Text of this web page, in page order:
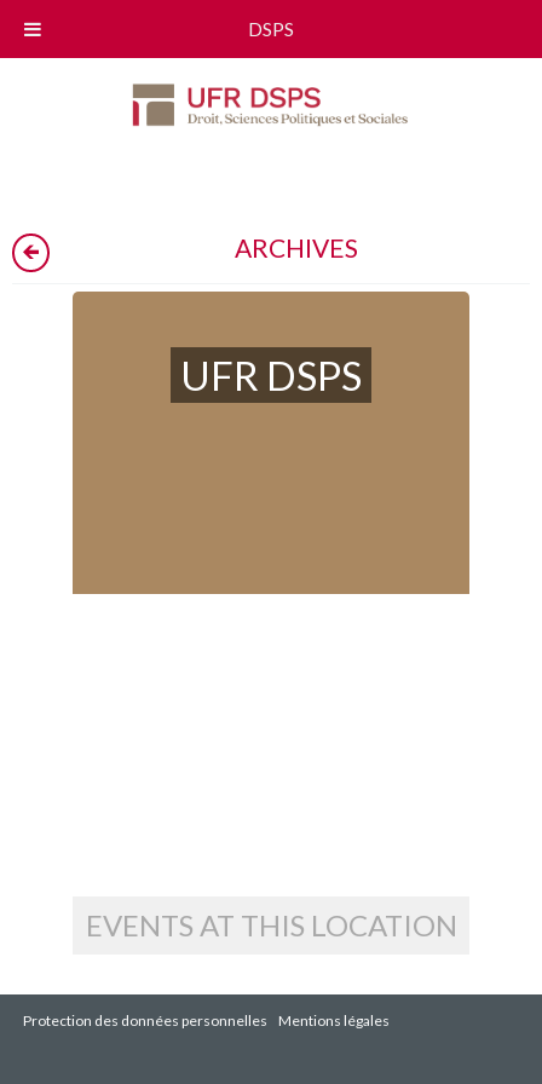
ARCHIVES
UFR DSPS
EVENTS AT THIS LOCATION
Protection des données personnelles Mentions légales
DSPS